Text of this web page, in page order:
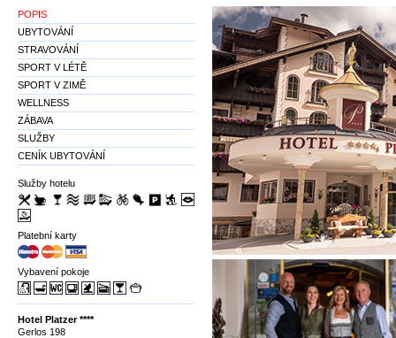
POPIS
UBYTOVÁNÍ
STRAVOVÁNÍ
SPORT V LÉTĚ
SPORT V ZIMĚ
WELLNESS
ZÁBAVA
SLUŽBY
CENÍK UBYTOVÁNÍ
Služby hotelu
Platební karty
Vybavení pokoje
Hotel Platzer ****
Gerlos 198